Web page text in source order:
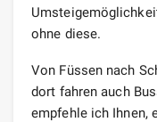
ohne diese.
Von Füssen nach
dort fahren auch
empfehle ich Ihnen,